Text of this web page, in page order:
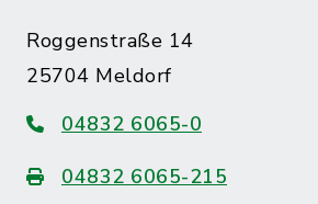
Roggenstraße 14
25704 Meldorf
04832 6065-0
04832 6065-215